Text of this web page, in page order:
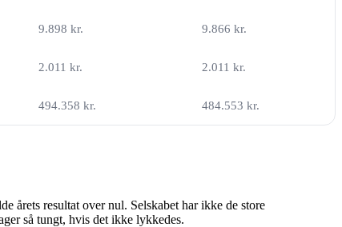
9.898 kr. 9.866 kr.
2.011 kr. 2.011 kr.
494.358 kr. 484.553 kr.
årets resultat over nul. Selskabet har ikke de store
så tungt, hvis det ikke lykkedes.